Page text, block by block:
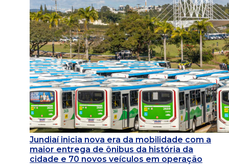
Jundiaí inicia nova era da mobilidade com a
maior entrega de ônibus da história da
cidade e 70 novos veículos em operação